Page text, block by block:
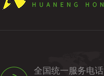
全国统一服务电话